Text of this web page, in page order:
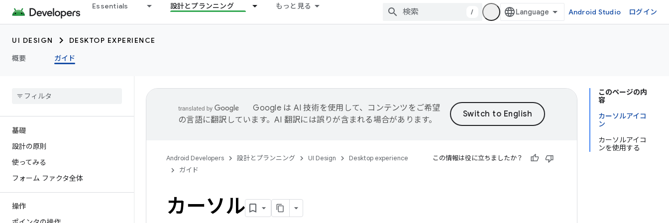
Essentials 設計とプランニング もっと見る
/ Android Studio ログイン
UI DESIGN
DESKTOP EXPERIENCE
概要
ガイド
基礎
設計の原則
使ってみる
フォーム ファクタ全体
操作
このページの内
容
カーソルアイコ
ン
カーソルアイコ
ンを使用する
Google は AI 技術を使用して、コンテンツをご希望
の言語に翻訳しています。AI 翻訳には誤りが含まれる場合があります。
Android Developers 設計とプランニング UI Design
Desktop experience
ガイド
この情報は役に立ちましたか？
カーソル